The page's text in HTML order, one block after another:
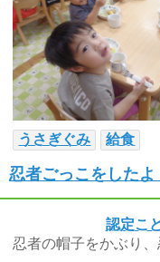
うさぎぐみ 給食
忍者ごっこをしたよ
認定こ
忍者の帽子をかぶり